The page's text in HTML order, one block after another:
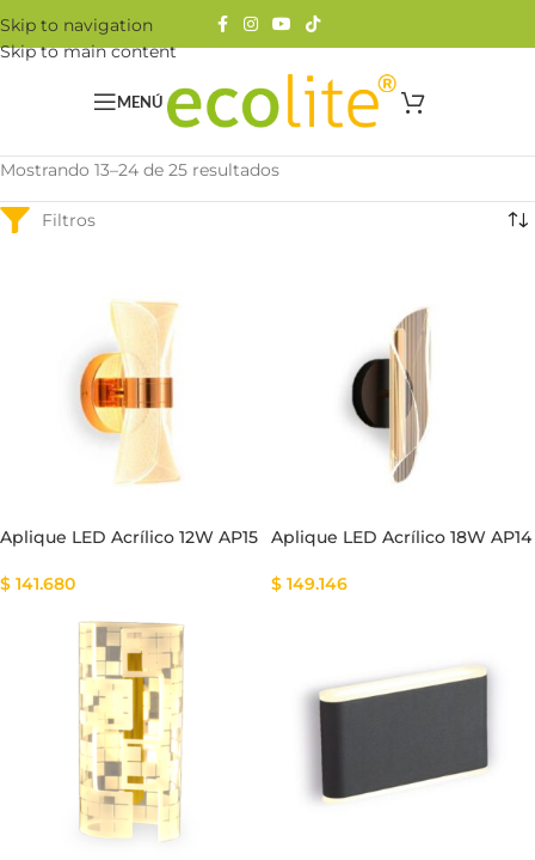
Skip to navigation
Skip to main content
MENÚ
Mostrando 25–25 de 25 resultados
Aplique LED Acrílico 12W AP15
$ 141.680
Aplique LED Acrílico 18W AP14
$ 149.146